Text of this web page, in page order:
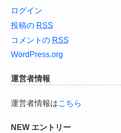
ログイン
投稿の RSS
コメントの RSS
WordPress.org
運営者情報
運営者情報はこちら
NEW エントリー